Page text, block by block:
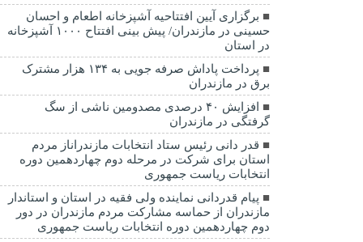
برگزاری آیین افتتاحیه آشپزخانه اطعام و احسان
حسینی در مازندران/ پیش بینی افتتاح ۱۰۰۰ آشپزخانه
در استان
پرداخت پاداش صرفه جویی به ۱۳۴ هزار مشترک
برق در مازندران
افزایش ۴۰ درصدی مصدومین ناشی از سگ
گرفتگی در مازندران
قدر دانی رئیس ستاد انتخابات مازندراناز مردم
استان برای شرکت در مرحله دوم چهاردهمین دوره
انتخابات ریاست جمهوری
پیام قدردانی نماینده ولی فقیه در استان و استاندار
مازندران از حماسه مشارکت مردم مازندران در دور
دوم چهاردهمین دوره انتخابات ریاست جمهوری